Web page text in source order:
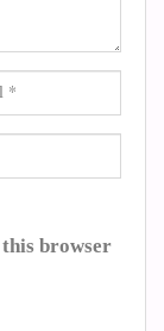
this browser